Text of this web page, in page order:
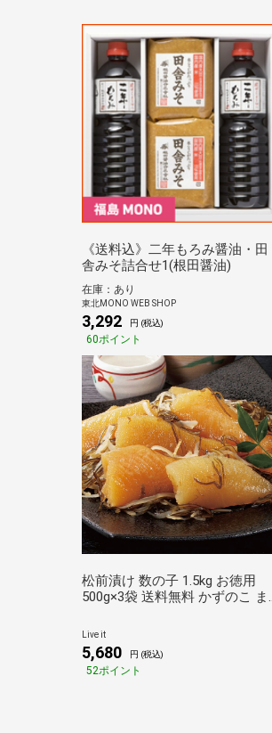
《送料込》二年もろみ醤油・田
舎みそ詰合せ1(根田醤油)
在庫：あり
東北MONO WEB SHOP
3,292 円 (税込)
60ポイント
松前漬け 数の子 1.5kg お徳用
500g×3袋 送料無料 かずのこ ま
珍味 ご飯のお供 おつまみ セット
詰め合わせ 冷凍 長期保存 産地直
送 JREポイント消化 ギフト 贈り
物
Live it
5,680 円 (税込)
52ポイント